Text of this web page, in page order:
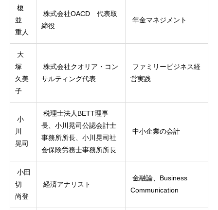
榎
並
重人
株式会社OACD 代表取
締役
年金マネジメント
大
塚
久美
子
株式会社クオリア・コン
サルティング代表
ファミリービジネス経
営実践
小
川
晃司
税理士法人BETT理事
長、小川晃司公認会計士
事務所所長、小川晃司社
会保険労務士事務所所長
中小企業の会計
小田
切
尚登
経済アナリスト
金融論、Business
Communication